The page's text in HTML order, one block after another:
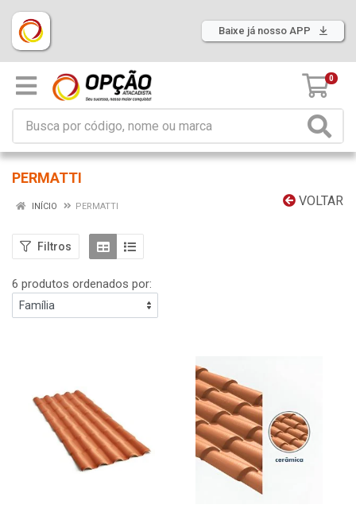
Baixe já nosso APP
0
PERMATTI
VOLTAR
INÍCIO PERMATTI
Filtros
6 produtos ordenados por: